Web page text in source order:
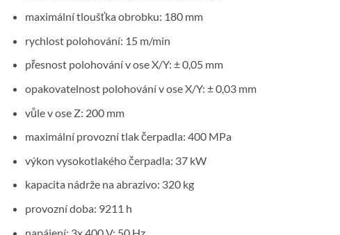
maximální tloušťka obrobku: 180 mm
rychlost polohování: 15 m/min
přesnost polohování v ose X/Y: ± 0,05 mm
opakovatelnost polohování v ose X/Y: ± 0,03 mm
vůle v ose Z: 200 mm
maximální provozní tlak čerpadla: 400 MPa
výkon vysokotlakého čerpadla: 37 kW
kapacita nádrže na abrazivo: 320 kg
provozní doba: 9211 h
napájení: 3x 400 V; 50 Hz